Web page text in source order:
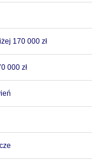
170 000 zł
000 zł